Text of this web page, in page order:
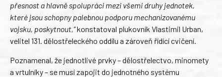
přesnost a hlavně spolupráci mezi všemi druhy jednotek,
které jsou schopny palebnou podporu mechanizovanému
vojsku, poskytnout,“konstatoval plukovník Vlastimil Urban,
velitel 131. dělostřeleckého oddílu a zároveň řídící cvičení.
Poznamenal, že jednotlivé prvky – dělostřelectvo, minomety
a vrtulníky – se musí zapojit do jednotného systému